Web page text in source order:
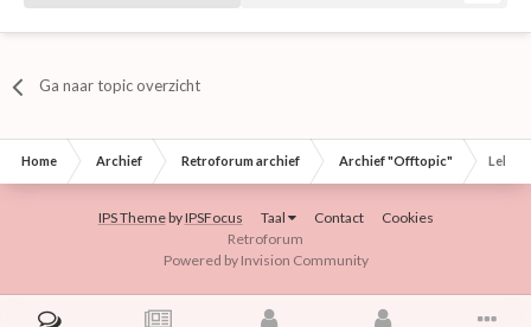
Ga naar topic overzicht
Home Archief Retroforum archief Archief "Offtopic"
IPS ThemebyIPSFocus Taal Contact
Cookies
Retroforum
Powered by Invision Community